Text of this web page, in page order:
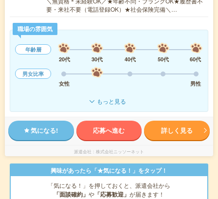
要・来社不要（電話登録OK）★社会保険完備＼…
職場の雰囲気
年齢層
20代
30代 40代 50代
60代
男女比率
女性
男性
もっと見る
気になる! 応募へ進む 詳しく見る
派遣会社 株式会社ニッソーネット
興味があったら「★気になる！」をタップ！
「気になる！」を押しておくと、派遣会社から
「面談確約」 や 「応募歓迎」 が届きます！